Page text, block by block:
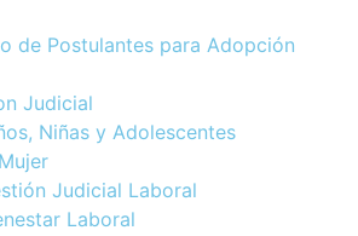
de Postulantes para Adopción
Judicial
Niñas y Adolescentes
Judicial Laboral
Laboral